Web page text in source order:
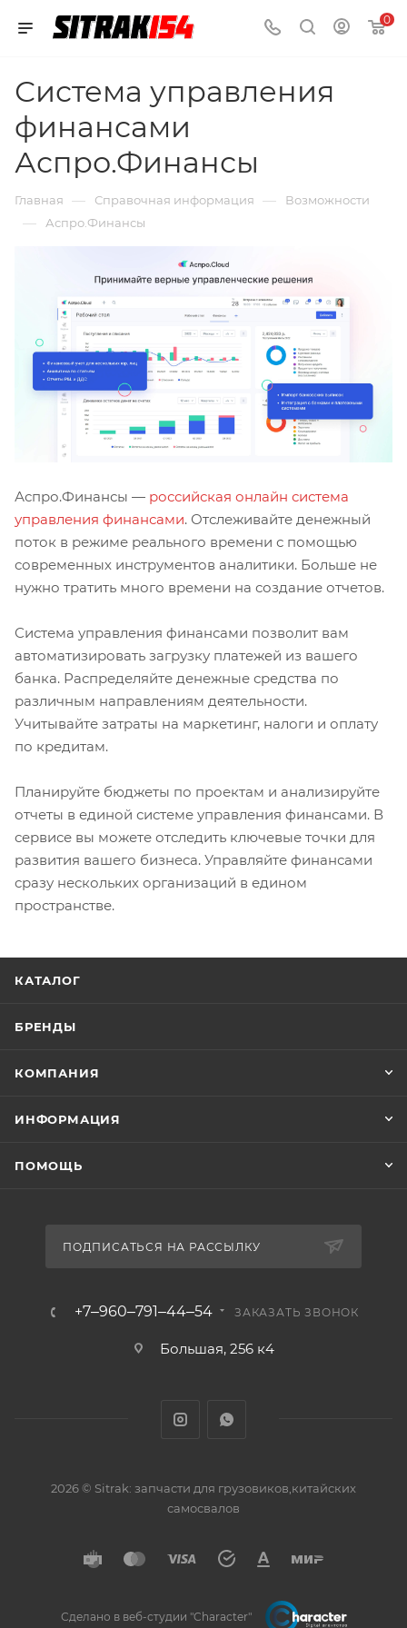
0
Система управления
финансами
Аспро.Финансы
Главная — Справочная информация — Возможности
— Аспро.Финансы
Аспро.Финансы — российская онлайн система
управления финансами. Отслеживайте денежный
поток в режиме реального времени с помощью
современных инструментов аналитики. Больше не
нужно тратить много времени на создание отчетов.
Система управления финансами позволит вам
автоматизировать загрузку платежей из вашего
банка. Распределяйте денежные средства по
различным направлениям деятельности.
Учитывайте затраты на маркетинг, налоги и оплату
по кредитам.
Планируйте бюджеты по проектам и анализируйте
отчеты в единой системе управления финансами. В
сервисе вы можете отследить ключевые точки для
развития вашего бизнеса. Управляйте финансами
сразу нескольких организаций в едином
пространстве.
КАТАЛОГ
БРЕНДЫ
КОМПАНИЯ
ИНФОРМАЦИЯ
ПОМОЩЬ
ПОДПИСАТЬСЯ НА РАССЫЛКУ
+7‒960‒791‒44‒54 ЗАКАЗАТЬ ЗВОНОК
Большая, 256 к4
2026 © Sitrak: запчасти для грузовиков,китайских
самосвалов
Сделано в веб-студии "Character"